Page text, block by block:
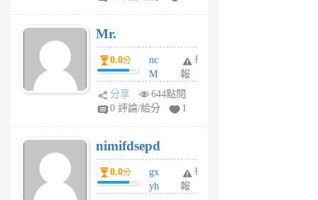
Mr.
0.0分
nc
M
U
F
U
5
個
月
舉
報
分享
644點閱
0 評論/給分
1
nimifdsepd
0.0分
gx
yh
舉
報